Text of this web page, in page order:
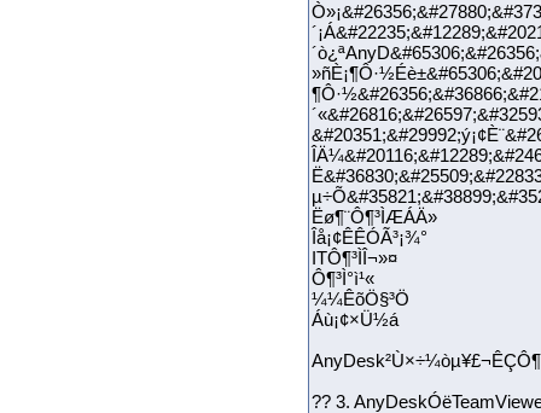
Ëø¶¨Ô¶³ÌÆÁÄ»
Îå¡¢ÊÊÓÃ³¡¾°
ITÔ¶³ÌÎ¬»¤
Ô¶³Ì°ì¹«
¼¼ÊõÖ§³Ö
Áù¡¢×Ü½á
?? 3.